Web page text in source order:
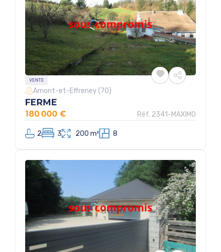
VENTE
Réf. 2341-MAXIMO
Amont-et-Effreney (70)
FERME
2 3 200 m² 8
180 000 €